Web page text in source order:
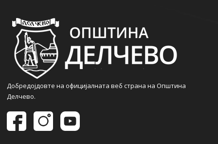
Добредојдовте на официјалната веб страна на Општина
Делчево.